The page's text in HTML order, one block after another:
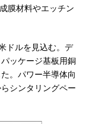
膜材料やエッチン
ドルを見込む。デ
ッケージ基板用銅
。パワー半導体向
シンタリングペー